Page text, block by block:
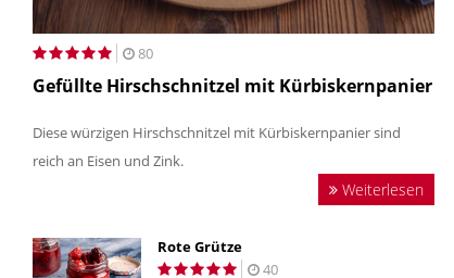
80
Gefüllte Hirschschnitzel mit Kürbiskernpanier
Diese würzigen Hirschschnitzel mit Kürbiskernpanier sind
reich an Eisen und Zink.
Weiterlesen
Rote Grütze
40